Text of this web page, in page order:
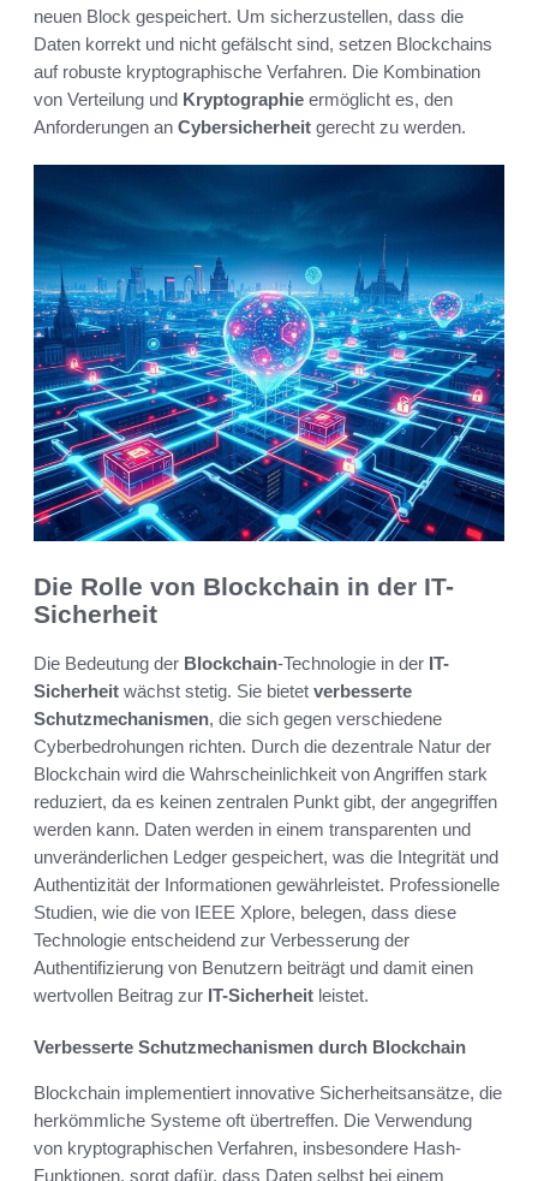
neuen Block gespeichert. Um sicherzustellen, dass die
Daten korrekt und nicht gefälscht sind, setzen Blockchains
auf robuste kryptographische Verfahren. Die Kombination
von Verteilung und Kryptographie ermöglicht es, den
Anforderungen an Cybersicherheit gerecht zu werden.
Die Rolle von Blockchain in der IT-
Sicherheit
Die Bedeutung der Blockchain-Technologie in der IT-
Sicherheit wächst stetig. Sie bietet verbesserte
Schutzmechanismen, die sich gegen verschiedene
Cyberbedrohungen richten. Durch die dezentrale Natur der
Blockchain wird die Wahrscheinlichkeit von Angriffen stark
reduziert, da es keinen zentralen Punkt gibt, der angegriffen
werden kann. Daten werden in einem transparenten und
unveränderlichen Ledger gespeichert, was die Integrität und
Authentizität der Informationen gewährleistet. Professionelle
Studien, wie die von IEEE Xplore, belegen, dass diese
Technologie entscheidend zur Verbesserung der
Authentifizierung von Benutzern beiträgt und damit einen
wertvollen Beitrag zur IT-Sicherheit leistet.
Verbesserte Schutzmechanismen durch Blockchain
Blockchain implementiert innovative Sicherheitsansätze, die
herkömmliche Systeme oft übertreffen. Die Verwendung
von kryptographischen Verfahren, insbesondere Hash-
Funktionen, sorgt dafür, dass Daten selbst bei einem